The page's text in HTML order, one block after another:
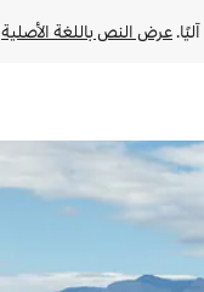
عرض النص باللغة الأصلية